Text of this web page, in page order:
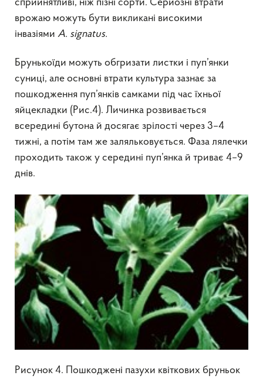
сприйнятливі, ніж пізні сорти. Серйозні втрати
врожаю можуть бути викликані високими
інвазіями A. signatus.
Брунькоїди можуть обгризати листки і пуп’янки
суниці, але основні втрати культура зазнає за
пошкодження пуп’янків самками під час їхньої
яйцекладки (Рис.4). Личинка розвивається
всередині бутона й досягає зрілості через 3–4
тижні, а потім там же заляльковується. Фаза лялечки
проходить також у середині пуп’янка й триває 4–9
днів.
Рисунок 4. Пошкоджені пазухи квіткових бруньок